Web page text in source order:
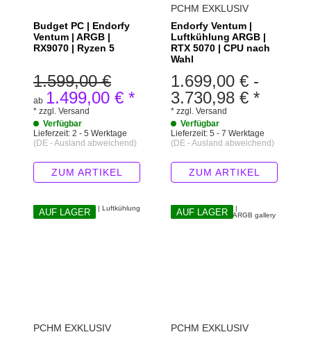
Budget PC | Endorfy
Ventum | ARGB |
RX9070 | Ryzen 5
ab 1.499,00 € *
1.599,00 €
* zzgl. Versand
Verfügbar
Lieferzeit: 2 - 5 Werktage
(DE - Ausland abweichend)
ZUM ARTIKEL
PCHM EXKLUSIV
Endorfy Ventum |
Luftkühlung ARGB |
RTX 5070 | CPU nach
Wahl
1.699,00 € -
3.730,98 € *
* zzgl. Versand
Verfügbar
Lieferzeit: 5 - 7 Werktage
(DE - Ausland abweichend)
ZUM ARTIKEL
AUF LAGER
PCHM EXKLUSIV
AUF LAGER
PCHM EXKLUSIV